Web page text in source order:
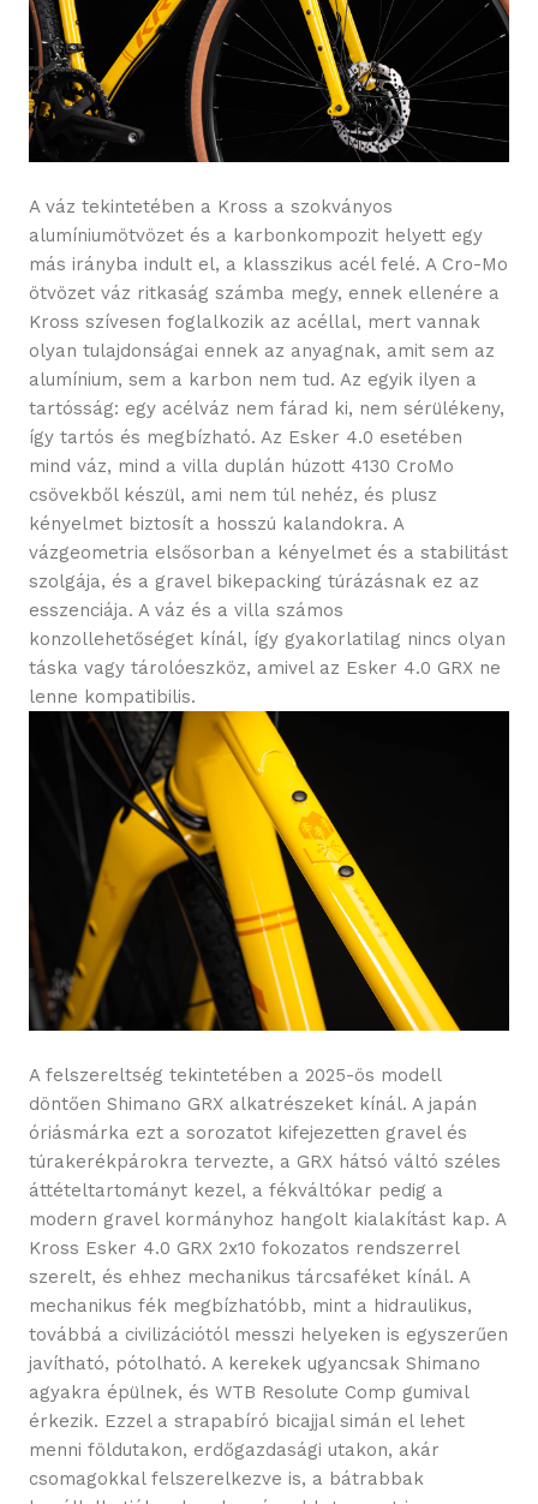
A váz tekintetében a Kross a szokványos
alumíniumötvözet és a karbonkompozit helyett egy
más irányba indult el, a klasszikus acél felé. A Cro-Mo
ötvözet váz ritkaság számba megy, ennek ellenére a
Kross szívesen foglalkozik az acéllal, mert vannak
olyan tulajdonságai ennek az anyagnak, amit sem az
alumínium, sem a karbon nem tud. Az egyik ilyen a
tartósság: egy acélváz nem fárad ki, nem sérülékeny,
így tartós és megbízható. Az Esker 4.0 esetében
mind váz, mind a villa duplán húzott 4130 CroMo
csövekből készül, ami nem túl nehéz, és plusz
kényelmet biztosít a hosszú kalandokra. A
vázgeometria elsősorban a kényelmet és a stabilitást
szolgája, és a gravel bikepacking túrázásnak ez az
esszenciája. A váz és a villa számos
konzollehetőséget kínál, így gyakorlatilag nincs olyan
táska vagy tárolóeszköz, amivel az Esker 4.0 GRX ne
lenne kompatibilis.
A felszereltség tekintetében a 2025-ös modell
döntően Shimano GRX alkatrészeket kínál. A japán
óriásmárka ezt a sorozatot kifejezetten gravel és
túrakerékpárokra tervezte, a GRX hátsó váltó széles
áttételtartományt kezel, a fékváltókar pedig a
modern gravel kormányhoz hangolt kialakítást kap. A
Kross Esker 4.0 GRX 2x10 fokozatos rendszerrel
szerelt, és ehhez mechanikus tárcsaféket kínál. A
mechanikus fék megbízhatóbb, mint a hidraulikus,
továbbá a civilizációtól messzi helyeken is egyszerűen
javítható, pótolható. A kerekek ugyancsak Shimano
agyakra épülnek, és WTB Resolute Comp gumival
érkezik. Ezzel a strapabíró bicajjal simán el lehet
menni földutakon, erdőgazdasági utakon, akár
csomagokkal felszerelkezve is, a bátrabbak